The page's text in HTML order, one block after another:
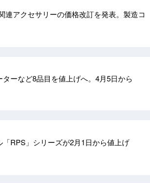
連アクセサリーの価格改訂を発表。製造コ
ーなど8品目を値上げへ。4月5日から
RPS」シリーズが2月1日から値上げ